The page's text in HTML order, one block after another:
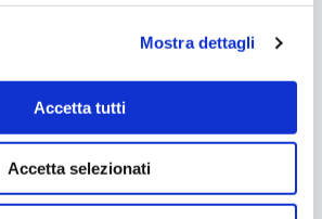
Mostra dettagli
Accetta tutti
Accetta selezionati
Anno Nuovo
Parent Project
voi!